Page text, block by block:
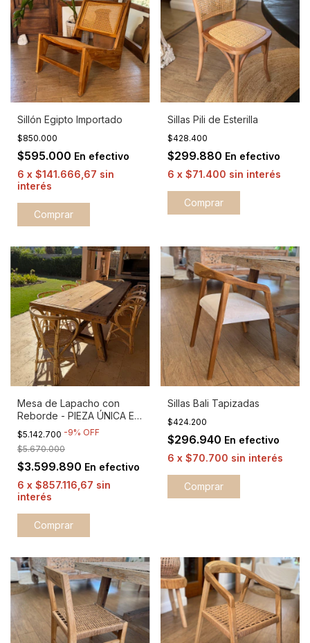
Sillón Egipto Importado
$850.000
$595.000 En efectivo
6 x $141.666,67 sin
interés
Sillas Pili de Esterilla
$428.400
$299.880 En efectivo
6 x $71.400 sin interés
Mesa de Lapacho con
Reborde - PIEZA ÚNICA EN
STOCK
$5.142.700 -9% OFF
$5.670.000
$3.599.890 En efectivo
6 x $857.116,67 sin
interés
Sillas Bali Tapizadas
$424.200
$296.940 En efectivo
6 x $70.700 sin interés